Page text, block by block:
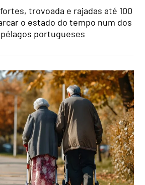
trovoada e rajadas até 100
o estado do tempo num dos
portugueses